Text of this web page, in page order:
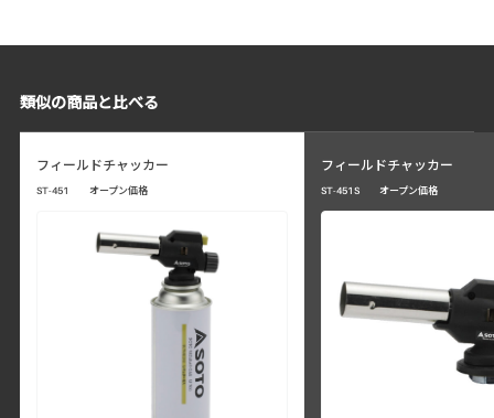
類似の商品と比べる
フィールドチャッカー
ST-451 オープン価格
フィールドチャッカー
ST-451S オープン価格